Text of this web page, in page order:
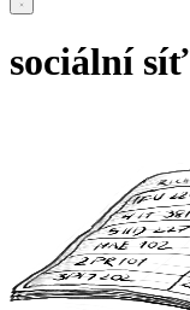
sociální síť